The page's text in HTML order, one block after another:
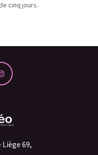
cinq jours.
Liège 69,